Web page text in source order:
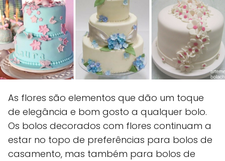
As flores são elementos que dão um toque
de elegância e bom gosto a qualquer bolo.
Os bolos decorados com flores continuam a
estar no topo de preferências para bolos de
casamento, mas também para bolos de